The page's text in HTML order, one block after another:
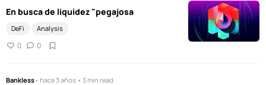
En busca de liquidez "pegajosa
DeFi Analysis
0 0
Bankless• hace 3 años • 3 min read